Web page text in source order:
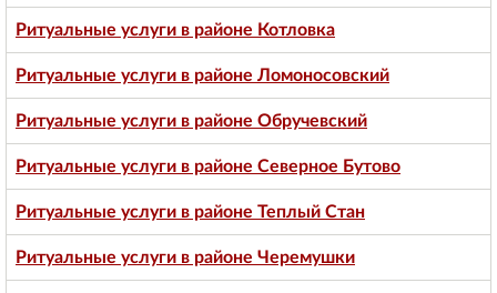
Ритуальные услуги в районе Котловка
Ритуальные услуги в районе Ломоносовский
Ритуальные услуги в районе Обручевский
Ритуальные услуги в районе Северное Бутово
Ритуальные услуги в районе Теплый Стан
Ритуальные услуги в районе Черемушки